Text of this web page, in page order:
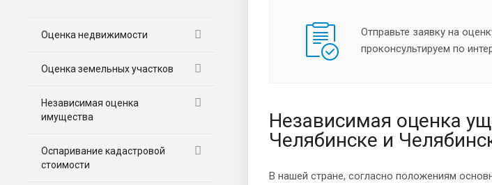
Отправьте заявку на
проконсультируем по
Независимая оценка
Челябинске и
В нашей стране, согласно положениям
Оценка недвижимости
Оценка земельных участков
Независимая оценка
имущества
Оспаривание кадастровой
стоимости